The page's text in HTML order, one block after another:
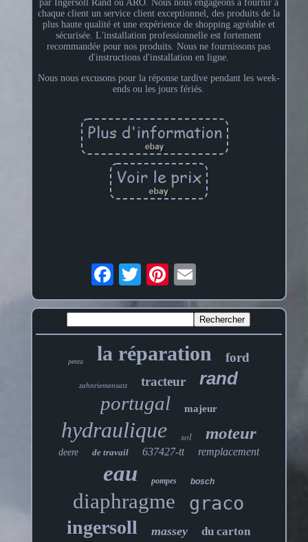
par Ingersoll Rand ou ARO. Nous nous engageons à fournir à
chaque client un service client exceptionnel, des produits de la
plus haute qualité et une expérience de shopping agréable et
sécurisée. L'installation professionnelle est fortement
recommandée pour nos produits. Nous ne fournissons pas
d'instructions d'installation en ligne.
Nous nous excusons pour la réponse tardive pendant les week-
ends ou les jours fériés.
penta la réparation ford
zahnriemensatz tracteur rand
portugal majeur
hydraulique sol moteur
deere de travail 637427-tt remplacement
eau pompes bosch
diaphragme
graco
ingersoll
massey du carton